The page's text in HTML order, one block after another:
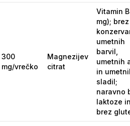
300
mg/vrečko
Magnezijev
citrat
Vitamin
mg); brez
umetnih
barvil,
umetnih
in
sladil;
naravno
laktoze
brez